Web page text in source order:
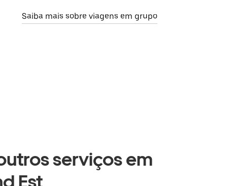
Saiba mais sobre viagens em grupo
serviços em